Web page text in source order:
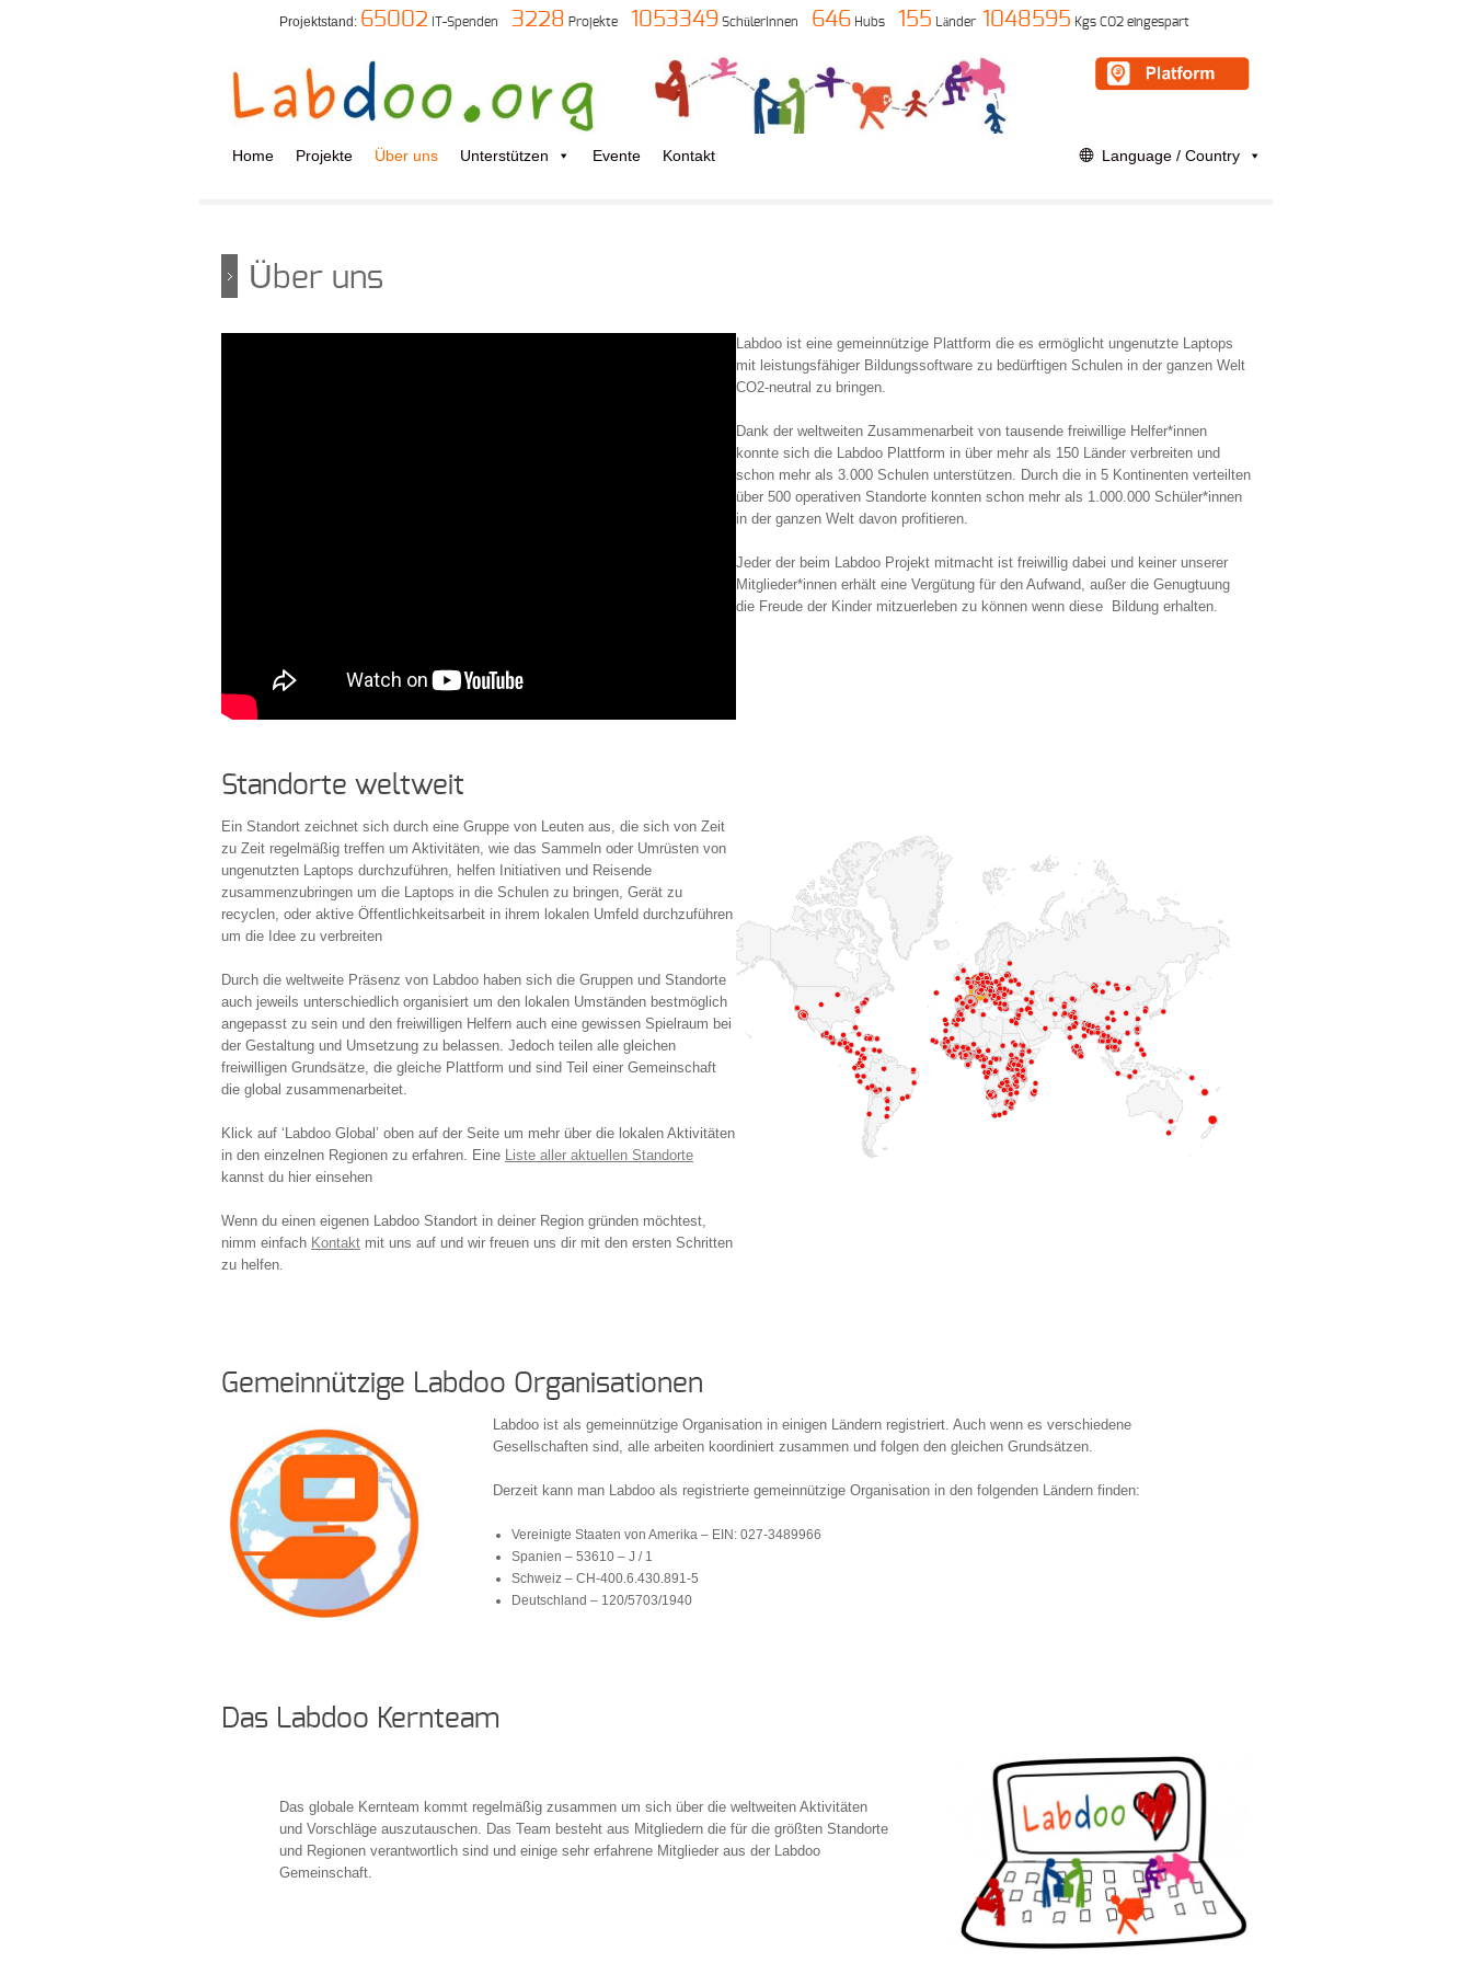
Projektstand: 65002 IT-Spenden 3228 Projekte 1053349 SchülerInnen 646 Hubs 155 Länder 1048595 Kgs CO2 eingespart
Home Projekte Über uns Unterstützen Evente Kontakt Language / Country
Über uns
Labdoo ist eine gemeinnützige Plattform die es ermöglicht ungenutzte Laptops
mit leistungsfähiger Bildungssoftware zu bedürftigen Schulen in der ganzen Welt
CO2-neutral zu bringen.
Dank der weltweiten Zusammenarbeit von tausende freiwillige Helfer*innen
konnte sich die Labdoo Plattform in über mehr als 150 Länder verbreiten und
schon mehr als 3.000 Schulen unterstützen. Durch die in 5 Kontinenten verteilten
über 500 operativen Standorte konnten schon mehr als 1.000.000 Schüler*innen
in der ganzen Welt davon profitieren.
Jeder der beim Labdoo Projekt mitmacht ist freiwillig dabei und keiner unserer
Mitglieder*innen erhält eine Vergütung für den Aufwand, außer die Genugtuung
die Freude der Kinder mitzuerleben zu können wenn diese Bildung erhalten.
Standorte weltweit
Ein Standort zeichnet sich durch eine Gruppe von Leuten aus, die sich von Zeit
zu Zeit regelmäßig treffen um Aktivitäten, wie das Sammeln oder Umrüsten von
ungenutzten Laptops durchzuführen, helfen Initiativen und Reisende
zusammenzubringen um die Laptops in die Schulen zu bringen, Gerät zu
recyclen, oder aktive Öffentlichkeitsarbeit in ihrem lokalen Umfeld durchzuführen
um die Idee zu verbreiten
Durch die weltweite Präsenz von Labdoo haben sich die Gruppen und Standorte
auch jeweils unterschiedlich organisiert um den lokalen Umständen bestmöglich
angepasst zu sein und den freiwilligen Helfern auch eine gewissen Spielraum bei
der Gestaltung und Umsetzung zu belassen. Jedoch teilen alle gleichen
freiwilligen Grundsätze, die gleiche Plattform und sind Teil einer Gemeinschaft
die global zusammenarbeitet.
Klick auf ‘Labdoo Global’ oben auf der Seite um mehr über die lokalen Aktivitäten
in den einzelnen Regionen zu erfahren. Eine Liste aller aktuellen Standorte
kannst du hier einsehen
Wenn du einen eigenen Labdoo Standort in deiner Region gründen möchtest,
nimm einfach Kontakt mit uns auf und wir freuen uns dir mit den ersten Schritten
zu helfen.
Gemeinnützige Labdoo Organisationen
Labdoo ist als gemeinnützige Organisation in einigen Ländern registriert. Auch wenn es verschiedene
Gesellschaften sind, alle arbeiten koordiniert zusammen und folgen den gleichen Grundsätzen.
Derzeit kann man Labdoo als registrierte gemeinnützige Organisation in den folgenden Ländern finden:
Vereinigte Staaten von Amerika – EIN: 027-3489966
Spanien – 53610 – J / 1
Schweiz – CH-400.6.430.891-5
Deutschland – 120/5703/1940
Das Labdoo Kernteam
Das globale Kernteam kommt regelmäßig zusammen um sich über die weltweiten Aktivitäten
und Vorschläge auszutauschen. Das Team besteht aus Mitgliedern die für die größten Standorte
und Regionen verantwortlich sind und einige sehr erfahrene Mitglieder aus der Labdoo
Gemeinschaft.